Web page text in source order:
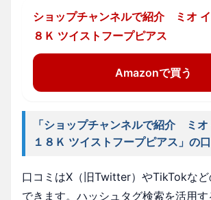
ショップチャンネルで紹介 ミオ
８Ｋ ツイストフープピアス
Amazonで買う
「ショップチャンネルで紹介 ミ
１８Ｋ ツイストフープピアス」の
口コミはX（旧Twitter）やTikTokな
できます。ハッシュタグ検索を活用